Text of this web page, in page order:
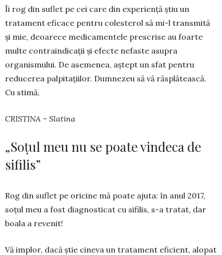
Îi rog din suflet pe cei care din experiență știu un
tratament eficace pentru colesterol să mi-l transmită
și mie, deoarece medicamentele prescrise au foarte
multe contraindicații și efecte nefaste asupra
organismului. De asemenea, aștept un sfat pentru
reducerea palpitațiilor. Dumnezeu să vă răsplătească.
Cu stimă,
CRISTINA – Slatina
„Soțul meu nu se poate vindeca de
sifilis”
Rog din suflet pe oricine mă poa­te ajuta: în anul 2017,
soțul meu a fost diagnosticat cu sifilis, s-a tratat, dar
boala a revenit!
Vă implor, dacă știe cineva un tra­­tament eficient, alopat